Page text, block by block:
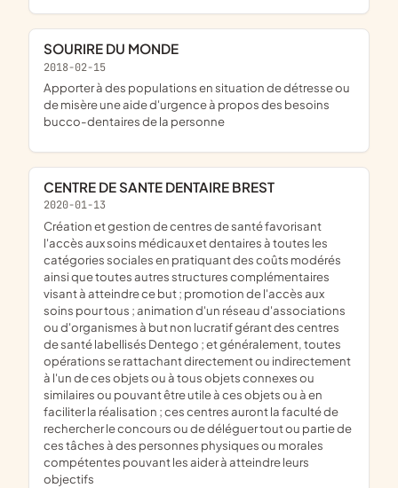
SOURIRE DU MONDE
2018-02-15
apporter à des populations en situation de détresse ou
de misère une aide d'urgence à propos des besoins
bucco-dentaires de la personne
CENTRE DE SANTE DENTAIRE BREST
2020-01-13
création et gestion de centres de santé favorisant
l'accès aux soins médicaux et dentaires à toutes les
catégories sociales en pratiquant des coûts modérés
ainsi que toutes autres structures complémentaires
visant à atteindre ce but ; promotion de l'accès aux
soins pour tous ; animation d'un réseau d'associations
ou d'organismes à but non lucratif gérant des centres
de santé labellisés Dentego ; et généralement, toutes
opérations se rattachant directement ou indirectement
à l'un de ces objets ou à tous objets connexes ou
similaires ou pouvant être utile à ces objets ou à en
faciliter la réalisation ; ces centres auront la faculté de
rechercher le concours ou de déléguer tout ou partie de
ces tâches à des personnes physiques ou morales
compétentes pouvant les aider à atteindre leurs
objectifs